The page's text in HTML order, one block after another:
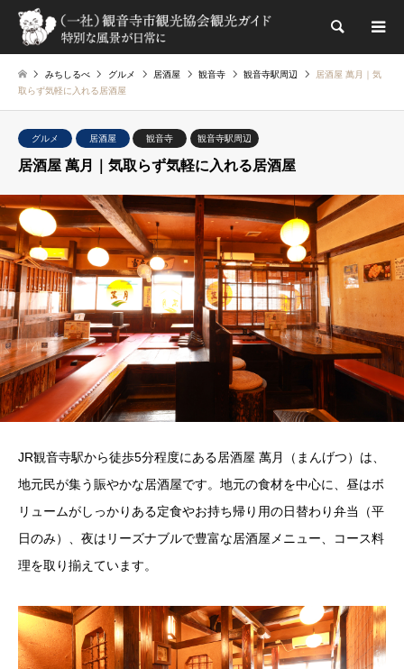
検索
みちしるべ グルメ 居酒屋 観音寺 観音寺駅周辺
居酒屋 萬月｜気
取らず気軽に入れる居酒屋
グルメ 居酒屋 観音寺 観音寺駅周辺
居酒屋 萬月｜気取らず気軽に入れる居酒屋
JR観音寺駅から徒歩5分程度にある居酒屋 萬月（まんげつ）は、
地元民が集う賑やかな居酒屋です。地元の食材を中心に、昼はボ
リュームがしっかりある定食やお持ち帰り用の日替わり弁当（平
日のみ）、夜はリーズナブルで豊富な居酒屋メニュー、コース料
理を取り揃えています。